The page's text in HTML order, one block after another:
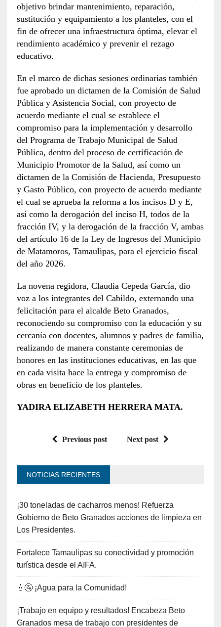
objetivo brindar mantenimiento, reparación,
sustitución y equipamiento a los planteles, con el
fin de ofrecer una infraestructura óptima, elevar el
rendimiento académico y prevenir el rezago
educativo.
En el marco de dichas sesiones ordinarias también
fue aprobado un dictamen de la Comisión de Salud
Pública y Asistencia Social, con proyecto de
acuerdo mediante el cual se establece el
compromiso para la implementación y desarrollo
del Programa de Trabajo Municipal de Salud
Pública, dentro del proceso de certificación de
Municipio Promotor de la Salud, así como un
dictamen de la Comisión de Hacienda, Presupuesto
y Gasto Público, con proyecto de acuerdo mediante
el cual se aprueba la reforma a los incisos D y E,
así como la derogación del inciso H, todos de la
fracción IV, y la derogación de la fracción V, ambas
del artículo 16 de la Ley de Ingresos del Municipio
de Matamoros, Tamaulipas, para el ejercicio fiscal
del año 2026.
La novena regidora, Claudia Cepeda García, dio
voz a los integrantes del Cabildo, externando una
felicitación para el alcalde Beto Granados,
reconociendo su compromiso con la educación y su
cercanía con docentes, alumnos y padres de familia,
realizando de manera constante ceremonias de
honores en las instituciones educativas, en las que
en cada visita hace la entrega y compromiso de
obras en beneficio de los planteles.
YADIRA ELIZABETH HERRERA MATA.
Previous post Next post
NOTICIAS RECIENTES
¡30 toneladas de cacharros menos! Refuerza
Gobierno de Beto Granados acciones de limpieza en
Los Presidentes.
Fortalece Tamaulipas su conectividad y promoción
turística desde el AIFA.
💧🚰 ¡Agua para la Comunidad!
¡Trabajo en equipo y resultados! Encabeza Beto
Granados mesa de trabajo con presidentes de